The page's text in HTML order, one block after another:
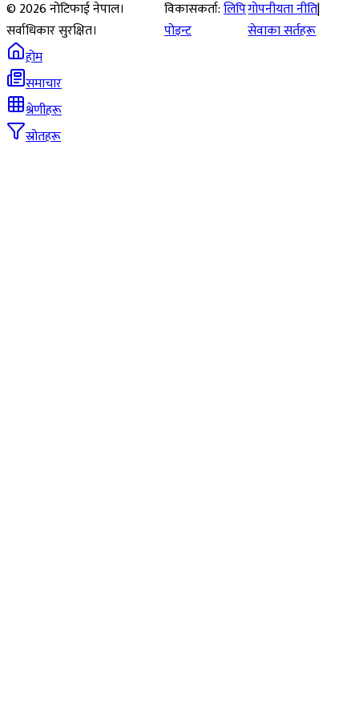
©2026नोटिफाई नेपाल।
सर्वाधिकार सुरक्षित।
विकासकर्ता:लिपि
पोइन्ट
गोपनीयता नीति|
सेवाका सर्तहरू
होम
समाचार
श्रेणीहरू
स्रोतहरू